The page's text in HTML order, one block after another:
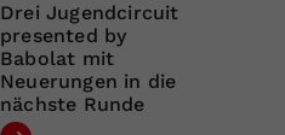
Drei Jugendcircuit
presented by
Babolat mit
Neuerungen in die
nächste Runde